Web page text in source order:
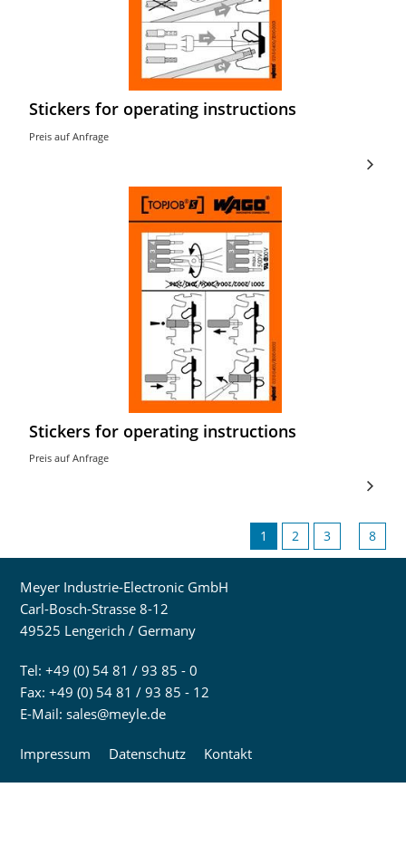
Stickers for operating instructions
Preis auf Anfrage
Stickers for operating instructions
Preis auf Anfrage
1 2 3 8
Meyer Industrie-Electronic GmbH
Carl-Bosch-Strasse 8-12
49525 Lengerich / Germany
Tel: +49 (0) 54 81 / 93 85 - 0
Fax: +49 (0) 54 81 / 93 85 - 12
E-Mail:sales@meyle.de
Impressum Datenschutz Kontakt